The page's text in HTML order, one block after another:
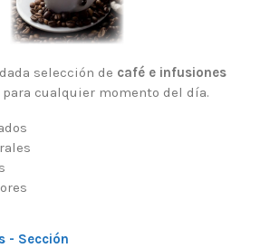
selección de café e infusiones
para cualquier momento del día.
- Sección